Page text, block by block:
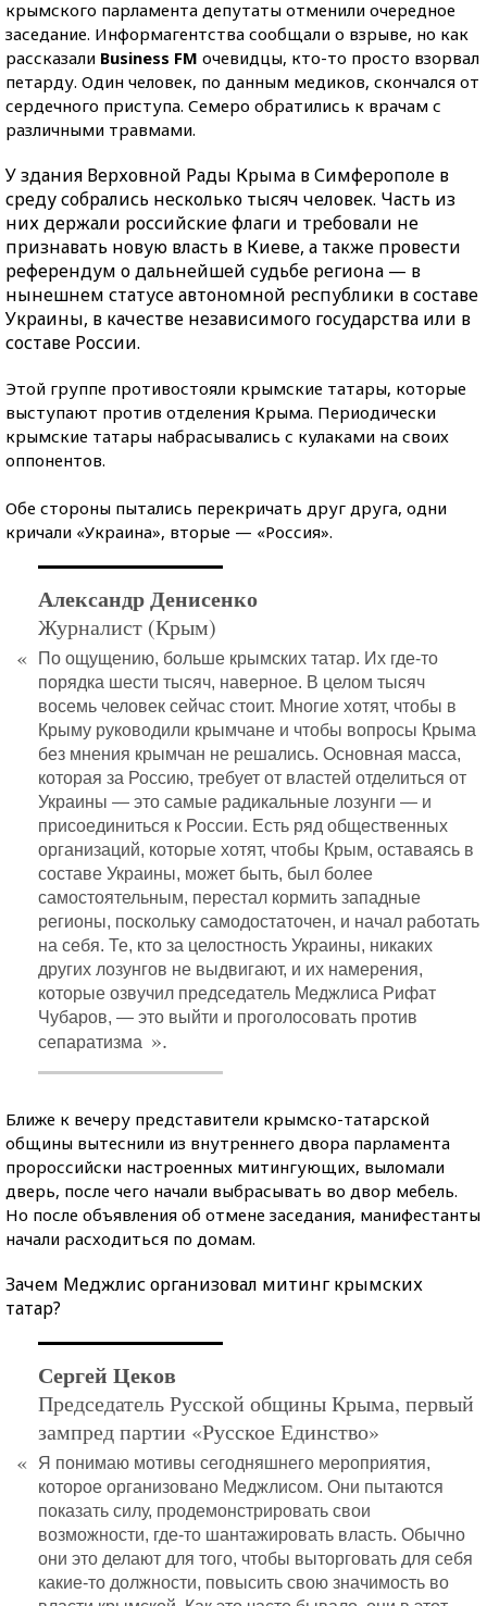
крымского парламента депутаты отменили очередное
заседание. Информагентства сообщали о взрыве, но как
рассказали Business FM очевидцы, кто-то просто взорвал
петарду. Один человек, по данным медиков, скончался от
сердечного приступа. Семеро обратились к врачам с
различными травмами.
У здания Верховной Рады Крыма в Симферополе в
среду собрались несколько тысяч человек. Часть из
них держали российские флаги и требовали не
признавать новую власть в Киеве, а также провести
референдум о дальнейшей судьбе региона — в
нынешнем статусе автономной республики в составе
Украины, в качестве независимого государства или в
составе России.
Этой группе противостояли крымские татары, которые
выступают против отделения Крыма. Периодически
крымские татары набрасывались с кулаками на своих
оппонентов.
Обе стороны пытались перекричать друг друга, одни
кричали «Украина», вторые — «Россия».
Александр Денисенко
Журналист (Крым)
«
По ощущению, больше крымских татар. Их где-то
порядка шести тысяч, наверное. В целом тысяч
восемь человек сейчас стоит. Многие хотят, чтобы в
Крыму руководили крымчане и чтобы вопросы Крыма
без мнения крымчан не решались. Основная масса,
которая за Россию, требует от властей отделиться от
Украины — это самые радикальные лозунги — и
присоединиться к России. Есть ряд общественных
организаций, которые хотят, чтобы Крым, оставаясь в
составе Украины, может быть, был более
самостоятельным, перестал кормить западные
регионы, поскольку самодостаточен, и начал работать
на себя. Те, кто за целостность Украины, никаких
других лозунгов не выдвигают, и их намерения,
которые озвучил председатель Меджлиса Рифат
Чубаров, — это выйти и проголосовать против
сепаратизма ».
Ближе к вечеру представители крымско-татарской
общины вытеснили из внутреннего двора парламента
пророссийски настроенных митингующих, выломали
дверь, после чего начали выбрасывать во двор мебель.
Но после объявления об отмене заседания, манифестанты
начали расходиться по домам.
Зачем Меджлис организовал митинг крымских
татар?
Сергей Цеков
Председатель Русской общины Крыма, первый
зампред партии «Русское Единство»
«
Я понимаю мотивы сегодняшнего мероприятия,
которое организовано Меджлисом. Они пытаются
показать силу, продемонстрировать свои
возможности, где-то шантажировать власть. Обычно
они это делают для того, чтобы выторговать для себя
какие-то должности, повысить свою значимость во